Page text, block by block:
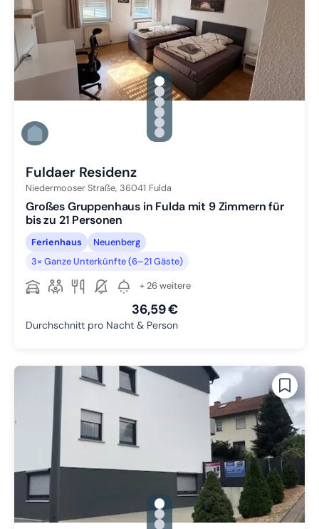
gallery.slide_selector
Zu Slide 1 wechseln
Zu Slide 2 wechseln
Zu Slide 3 wechseln
Zu Slide 4 wechseln
Zu Slide 5 wechseln
Zu Slide 6 wechseln
Fuldaer Residenz
Niedermooser Straße, 36041 Fulda
Großes Gruppenhaus in Fulda mit 9 Zimmern für
bis zu 21 Personen
Ferienhaus
Neuenberg
3× Ganze Unterkünfte (6–21 Gäste)
+ 26 weitere
36,59 €
Durchschnitt pro Nacht & Person
gallery.slide_selector
Zu Slide 1 wechseln
Zu Slide 2 wechseln